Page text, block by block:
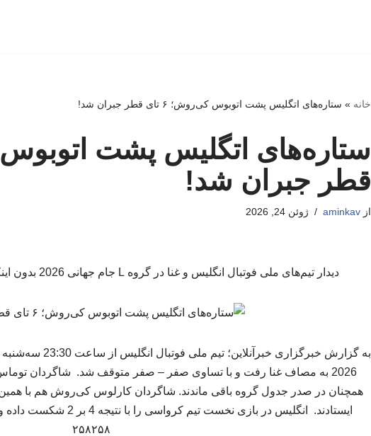
خانه » ستاره‌های اتگلیس پشت اتوبوس کی‌روش؛ ۶ تای قطر جبران شد!
قطر جبران شد!
ازaminkav ژوئن 24, 2026
دیدار تیم‌های ملی فوتبال انگلیس و غنا در گروه L جام جهانی 2026 بدون اینکه گلی داشته باشد، به پایان رسید.
همچنان در صدر جدول گروه باقی ماندند. شاگردان کارلوس کی‌روش هم با همین
ایستادند. انگلیس در بازی
۲۵۸۲۵۸